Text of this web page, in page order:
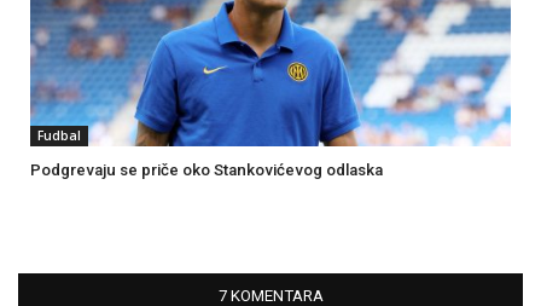
Fudbal
Podgrevaju se priče oko Stankovićevog odlaska
7 KOMENTARA